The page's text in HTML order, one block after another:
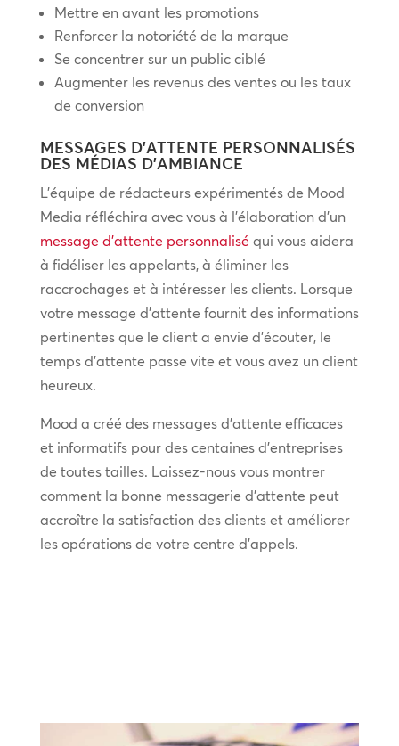
Mettre en avant les promotions
Renforcer la notoriété de la marque
Se concentrer sur un public ciblé
Augmenter les revenus des ventes ou les taux
de conversion
MESSAGES D’ATTENTE PERSONNALISÉS
DES MÉDIAS D’AMBIANCE
L’équipe de rédacteurs expérimentés de Mood
Media réfléchira avec vous à l’élaboration d’un
message d’attente personnaliséqui vous aidera
à fidéliser les appelants, à éliminer les
raccrochages et à intéresser les clients. Lorsque
votre message d’attente fournit des informations
pertinentes que le client a envie d’écouter, le
temps d’attente passe vite et vous avez un client
heureux.
Mood a créé des messages d’attente efficaces
et informatifs pour des centaines d’entreprises
de toutes tailles. Laissez-nous vous montrer
comment la bonne messagerie d’attente peut
accroître la satisfaction des clients et améliorer
les opérations de votre centre d’appels.